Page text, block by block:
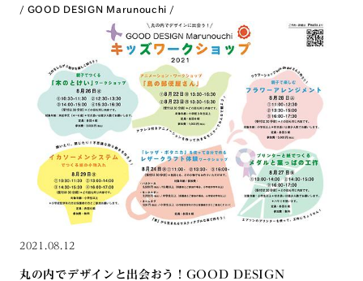
GOOD DESIGN Marunouchi
2021.08.12
丸の内でデザインと出会おう！GOOD DESIGN